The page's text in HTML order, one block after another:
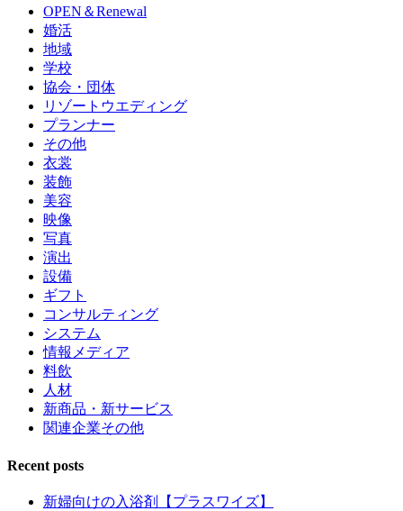
OPEN＆Renewal
婚活
地域
学校
協会・団体
リゾートウエディング
プランナー
その他
衣裳
装飾
美容
映像
写真
演出
設備
ギフト
コンサルティング
システム
情報メディア
料飲
人材
新商品・新サービス
関連企業その他
Recent posts
新婦向けの入浴剤【プラスワイズ】